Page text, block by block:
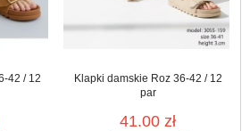
42 / 12
Klapki damskie Roz 36-42 / 12
par
41.00 zł